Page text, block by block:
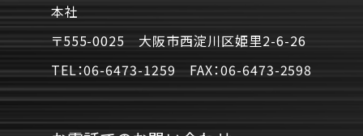
本社
〒555-0025 大阪市西淀川区姫里2-6-26
TEL：06-6473-1259 FAX：06-6473-2598